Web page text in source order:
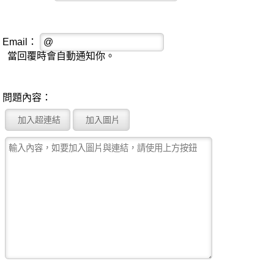
Email：
當回覆時會自動通知你。
問題內容：